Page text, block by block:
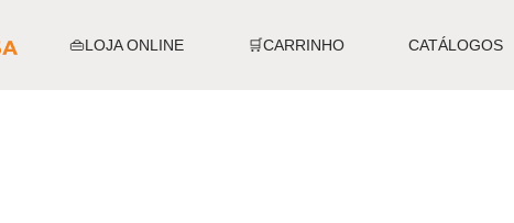
👜LOJA ONLINE 🛒CARRINHO CATÁLOGOS